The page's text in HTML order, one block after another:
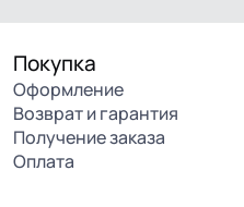
Покупка
Оформление
Возврат и гарантия
Получение заказа
Оплата